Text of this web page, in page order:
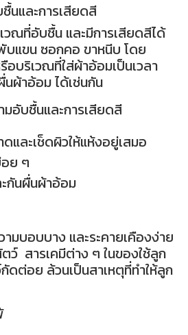
นและการเสียดสี
ณที่อับชื้น และมีการเสียดสีได้
บแขน ซอกคอ ขาหนีบ โดย
อบริเวณที่ใส่ผ้าอ้อมเป็นเวลา
ผ้าอ้อม ได้เช่นกัน
อับชื้นและการเสียดสี
และเช็ดผิวให้แห้งอยู่เสมอ
ย ๆ
กันผื่นผ้าอ้อม
มบอบบาง และระคายเคืองง่าย
ว์ สารเคมีต่าง ๆ ในของใช้ลูก
ดต่อย ล้วนเป็นสาเหตุที่ทำให้ลูก